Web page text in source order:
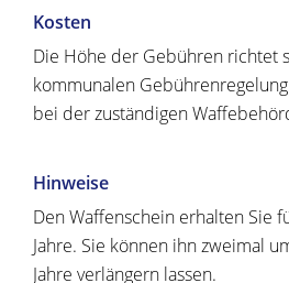
Kosten
Die Höhe der Gebühren richtet
kommunalen
bei der zuständigen
Hinweise
Den Waffenschein erhalten Sie
Jahre. Sie können ihn zweimal
Jahre verlängern lassen.